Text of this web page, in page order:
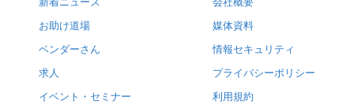
お助け道場
ベンダーさん
求人
イベント・セミナー
媒体資料
情報セキュリティ
プライバシーポリシー
利用規約